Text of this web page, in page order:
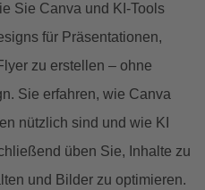
Sie Canva und KI-Tools
für Präsentationen,
zu erstellen – ohne
Sie erfahren, wie Canva
nützlich sind und wie KI
üben Sie, Inhalte zu
und Bilder zu optimieren.